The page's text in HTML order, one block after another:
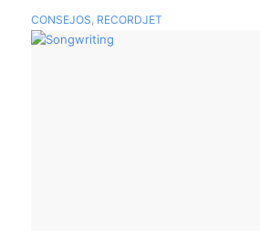
CONSEJOS, RECORDJET